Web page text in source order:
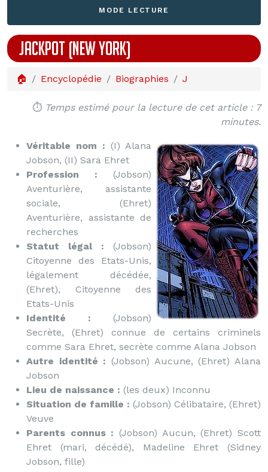
MODE LECTURE
JACKPOT (NEW YORK)
🏠 Encyclopédie Biographies J
⏱️ Temps estimé pour la lecture de cet article : 7
minutes.
Véritable nom : (I) Alana
Jobson, (II) Sara Ehret
Profession : (Jobson)
Aventurière, assistante
sociale, (Ehret)
Aventurière, assistante de
recherches
Statut légal : (Jobson)
Citoyenne des Etats-Unis,
légalement décédée,
(Ehret), Citoyenne des
Etats-Unis
Identité : (Jobson)
Secrète, (Ehret) connue de certains criminels
comme Sara Ehret, secrète comme Alana Jobson
Autre identité : (Jobson) Aucune, (Ehret) Alana
Jobson
Lieu de naissance : (les deux) Inconnu
Situation de famille : (Jobson) Célibataire, (Ehret)
Veuve
Parents connus : (Jobson) Aucun, (Ehret) Scott
Ehret (mari, décédé), Madeline Ehret (Sidney
Jobson, fille)